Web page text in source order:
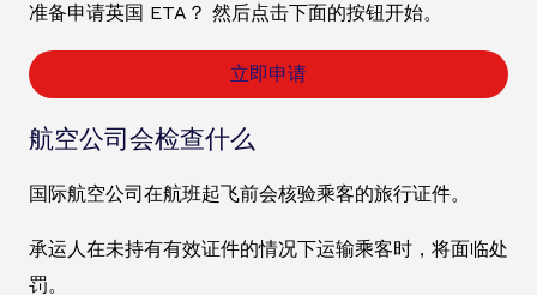
准备申请英国 ETA？ 然后点击下面的按钮开始。
立即申请
航空公司会检查什么
国际航空公司在航班起飞前会核验乘客的旅行证件。
承运人在未持有有效证件的情况下运输乘客时，将面临处
罚。